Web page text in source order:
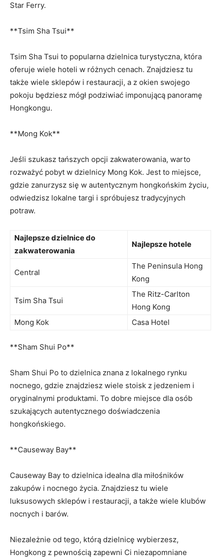
‌Star Ferry.
**Tsim Sha⁤ Tsui**
Tsim Sha Tsui to popularna dzielnica turystyczna, która
oferuje wiele hoteli w różnych cenach. Znajdziesz ‌tu
także wiele sklepów i restauracji, a z ‍okien swojego
pokoju ‌będziesz mógł⁣ podziwiać imponującą panoramę
Hongkongu.
**Mong Kok**
Jeśli szukasz tańszych opcji zakwaterowania, warto
rozważyć‍ pobyt w dzielnicy Mong ​Kok. Jest to miejsce,
gdzie zanurzysz się w autentycznym hongkońskim życiu,
odwiedzisz lokalne targi i⁣ spróbujesz tradycyjnych
potraw.
Najlepsze dzielnice ‌do
zakwaterowania
Najlepsze⁢ hotele
Central
The Peninsula Hong
Kong
Tsim Sha⁢ Tsui
The Ritz-Carlton
Hong Kong
Mong Kok
Casa Hotel
**Sham Shui Po**
Sham Shui Po to dzielnica znana z lokalnego rynku
nocnego, gdzie znajdziesz wiele stoisk z jedzeniem i ​
oryginalnymi produktami. To dobre miejsce ⁣dla osób
szukających autentycznego doświadczenia​
hongkońskiego.
**Causeway Bay**
Causeway Bay to dzielnica idealna dla miłośników⁣
zakupów i nocnego życia. Znajdziesz tu⁢ wiele⁤
luksusowych sklepów i restauracji, ​a także wiele klubów
nocnych i barów.
Niezależnie od tego, którą dzielnicę wybierzesz,
Hongkong z pewnością zapewni Ci niezapomniane